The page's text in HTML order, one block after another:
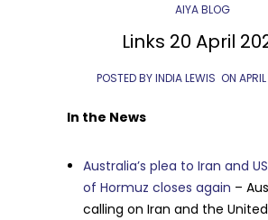
AIYA BLOG
Links 20 April
POSTED BY INDIA LEWIS ON
In the News
Australia’s plea to Iran and
of Hormuz closes again –
calling on Iran and the